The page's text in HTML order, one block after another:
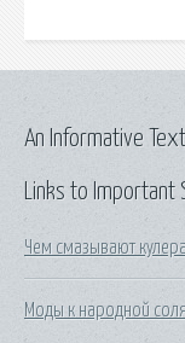
Links to Important
Чем смазывают
Моды к народной
An Informative